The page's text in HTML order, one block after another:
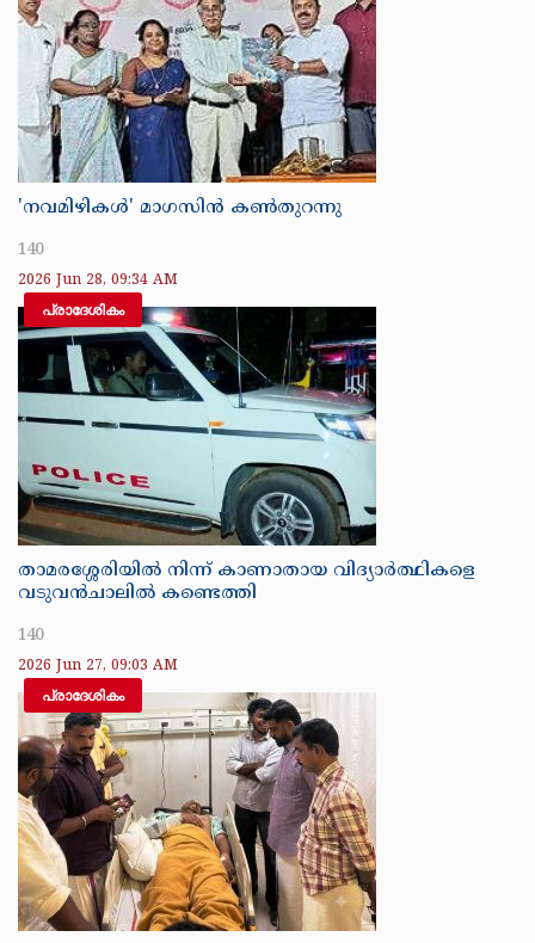
'നവമിഴികൾ' മാഗസിൻ കൺതുറന്നു
140
2026 Jun 28, 09:34 AM
പ്രാദേശികം
താമരശ്ശേരിയിൽ നിന്ന് കാണാതായ വിദ്യാർത്ഥികളെ
വടുവൻചാലിൽ കണ്ടെത്തി
140
2026 Jun 27, 09:03 AM
പ്രാദേശികം